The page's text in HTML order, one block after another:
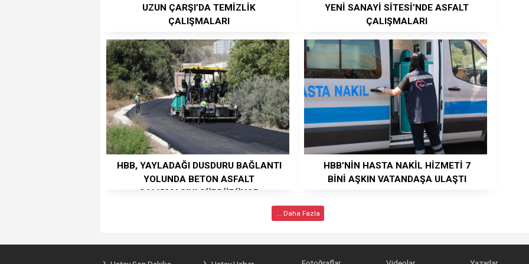
UZUN ÇARŞI’DA TEMİZLİK
ÇALIŞMALARI
YENİ SANAYİ SİTESİ’NDE ASFALT
ÇALIŞMALARI
HBB, YAYLADAĞI DUSDURU BAĞLANTI
YOLUNDA BETON ASFALT
ÇALIŞMASINI SÜRDÜRÜYOR
HBB’NİN HASTA NAKİL HİZMETİ 7
BİNİ AŞKIN VATANDAŞA ULAŞTI
... Daha Fazla